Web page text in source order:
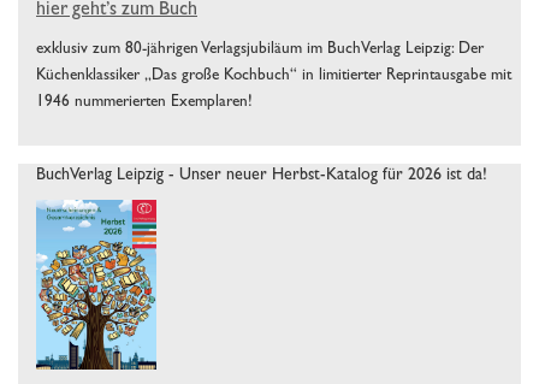
hier geht’s zum Buch
exklusiv zum 80-jährigen Verlagsjubiläum im BuchVerlag Leipzig: Der
Küchenklassiker „Das große Kochbuch“ in limitierter Reprintausgabe mit
1946 nummerierten Exemplaren!
BuchVerlag Leipzig - Unser neuer Herbst-Katalog für 2026 ist da!